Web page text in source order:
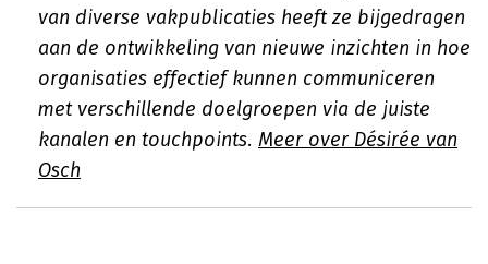
van diverse vakpublicaties heeft ze bijgedragen
aan de ontwikkeling van nieuwe inzichten in hoe
organisaties effectief kunnen communiceren
met verschillende doelgroepen via de juiste
kanalen en touchpoints. Meer over Désirée van
Osch